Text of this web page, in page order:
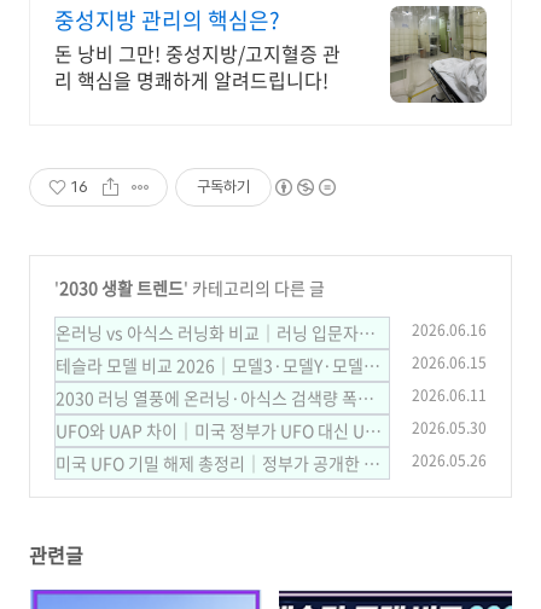
중성지방 관리의 핵심은?
돈 낭비 그만! 중성지방/고지혈증 관
리 핵심을 명쾌하게 알려드립니다!
16 구독하기
'2030 생활 트렌드' 카테고리의 다른 글
온러닝 vs 아식스 러닝화 비교｜러닝 입문자는
어떤 브랜드를 고르면 좋을까? (17)
2026.06.16
테슬라 모델 비교 2026｜모델3·모델Y·모델S·
모델X 가격과 차이 한눈에 정리
(25)
2026.06.15
2030 러닝 열풍에 온러닝·아식스 검색량 폭발
｜요즘 러닝화가 인기인 진짜 이유 (25)
2026.06.11
UFO와 UAP 차이｜미국 정부가 UFO 대신 UAP
라고 부르는 진짜 이유 (10)
2026.05.30
미국 UFO 기밀 해제 총정리｜정부가 공개한 UA
2026.05.26
관련글